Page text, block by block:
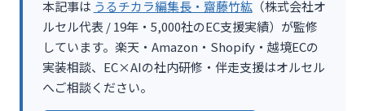
本記事は うるチカラ編集長・齋藤竹紘（株式会社オ
ルセル代表 / 19年・5,000社のEC支援実績）が監修
しています。楽天・Amazon・Shopify・越境ECの
実装相談、EC×AIの社内研修・伴走支援はオルセル
へご相談ください。